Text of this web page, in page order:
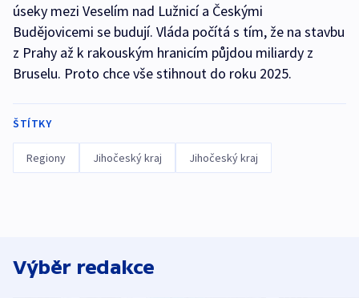
úseky mezi Veselím nad Lužnicí a Českými
Budějovicemi se budují. Vláda počítá s tím, že na stavbu
z Prahy až k rakouským hranicím půjdou miliardy z
Bruselu. Proto chce vše stihnout do roku 2025.
ŠTÍTKY
Regiony Jihočeský kraj Jihočeský kraj
Výběr redakce